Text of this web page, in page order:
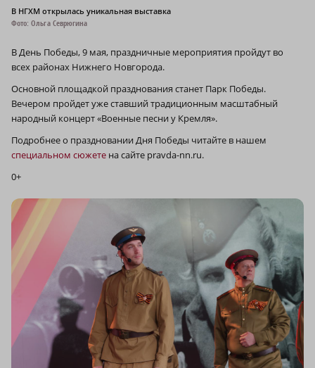
В НГХМ открылась уникальная выставка
Фото: Ольга Севрюгина
В День Победы, 9 мая, праздничные мероприятия пройдут во
всех районах Нижнего Новгорода.
Основной площадкой празднования станет Парк Победы.
Вечером пройдет уже ставший традиционным масштабный
народный концерт «Военные песни у Кремля».
Подробнее о праздновании Дня Победы читайте в нашем
специальном сюжете на сайте pravda-nn.ru.
0+